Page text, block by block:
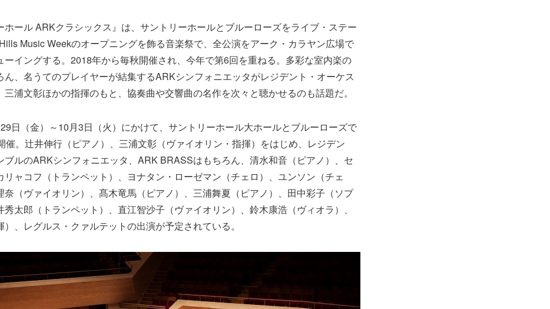
ホール ARKクラシックス』は、サントリーホールとブルーローズをライブ・ステー
Music Weekのオープニングを飾る音楽祭で、全公演をアーク・カラヤン広場で
ーイングする。2018年から毎秋開催され、今年で第6回を重ねる。多彩な室内楽の
ん、名うてのプレイヤーが結集するARKシンフォニエッタがレジデント・オーケス
三浦文彰ほかの指揮のもと、協奏曲や交響曲の名作を次々と聴かせるのも話題だ。
日（金）～10月3日（火）にかけて、サントリーホール大ホールとブルーローズで
催。辻井伸行（ピアノ）、三浦文彰（ヴァイオリン・指揮）をはじめ、レジデン
ブルのARKシンフォニエッタ、ARK BRASSはもちろん、清水和音（ピアノ）、セ
リャコフ（トランペット）、ヨナタン・ローゼマン（チェロ）、ユンソン（チェ
奈（ヴァイオリン）、髙木竜馬（ピアノ）、三浦舞夏（ピアノ）、田中彩子（ソプ
秀太郎（トランペット）、直江智沙子（ヴァイオリン）、鈴木康浩（ヴィオラ）、
、レグルス・クァルテットの出演が予定されている。